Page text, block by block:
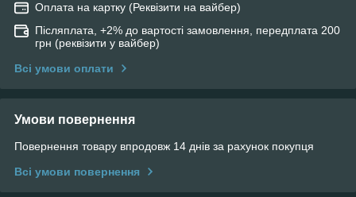
Оплата на картку (Реквізити на вайбер)
Післяплата, +2% до вартості замовлення, передплата 200
грн (реквізити у вайбер)
Всі умови оплати
Умови повернення
Повернення товару впродовж 14 днів за рахунок покупця
Всі умови повернення